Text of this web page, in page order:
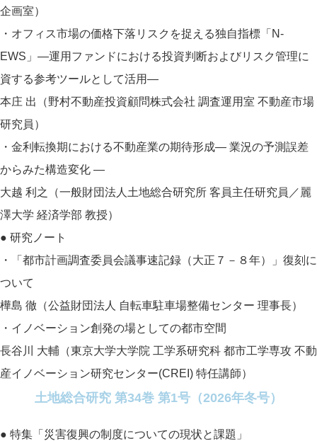
企画室）
・オフィス市場の価格下落リスクを捉える独自指標「N-
EWS」―運用ファンドにおける投資判断およびリスク管理に
資する参考ツールとして活用―
本庄 出（野村不動産投資顧問株式会社 調査運用室 不動産市場
研究員）
・金利転換期における不動産業の期待形成― 業況の予測誤差
からみた構造変化 ―
大越 利之（一般財団法人土地総合研究所 客員主任研究員／麗
澤大学 経済学部 教授）
● 研究ノート
・「都市計画調査委員会議事速記録（大正７－８年）」復刻に
ついて
樺島 徹（公益財団法人 自転車駐車場整備センター 理事長）
・イノベーション創発の場としての都市空間
長谷川 大輔（東京大学大学院 工学系研究科 都市工学専攻 不動
産イノベーション研究センター(CREI) 特任講師）
土地総合研究 第34巻 第1号（2026年冬号）
● 特集「災害復興の制度についての現状と課題」